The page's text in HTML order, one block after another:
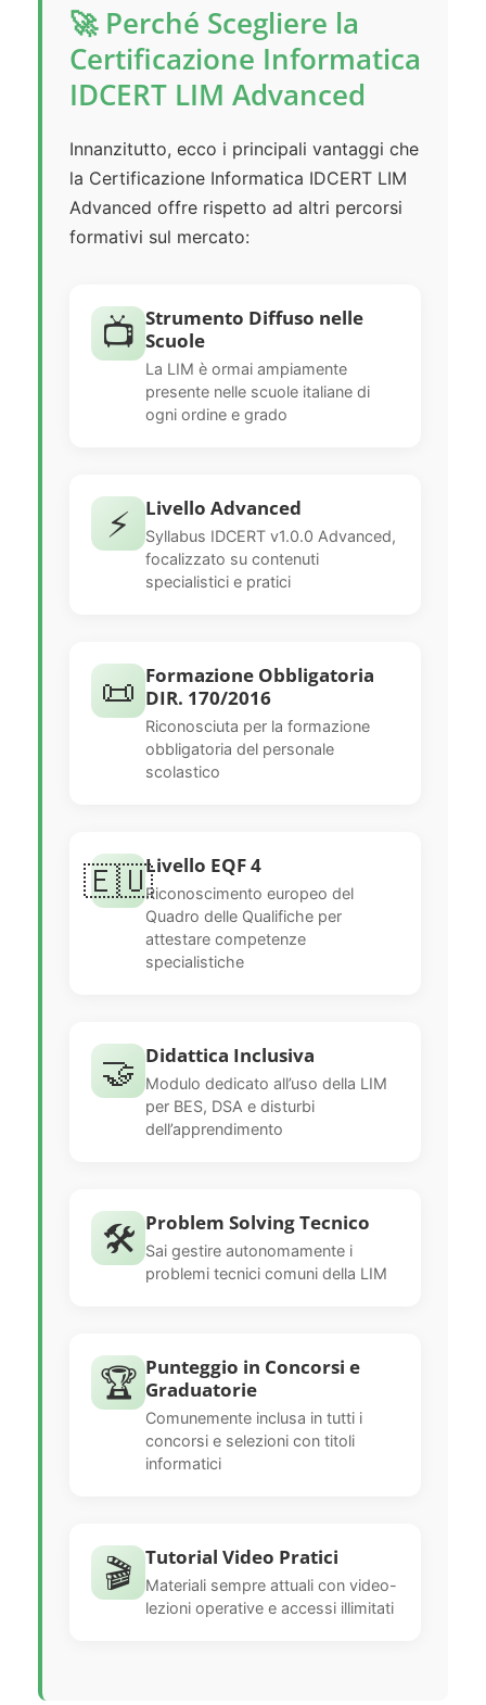
🚀 Perché Scegliere la
Certificazione Informatica
IDCERT LIM Advanced
Innanzitutto, ecco i principali vantaggi che
la Certificazione Informatica IDCERT LIM
Advanced offre rispetto ad altri percorsi
formativi sul mercato:
📺 Strumento Diffuso nelle
Scuole
La LIM è ormai ampiamente
presente nelle scuole italiane di
ogni ordine e grado
⚡ Livello Advanced
Syllabus IDCERT v1.0.0 Advanced,
focalizzato su contenuti
specialistici e pratici
📜 Formazione Obbligatoria
DIR. 170/2016
Riconosciuta per la formazione
obbligatoria del personale
scolastico
🇪🇺Livello EQF 4
Riconoscimento europeo del
Quadro delle Qualifiche per
attestare competenze
specialistiche
🤝 Didattica Inclusiva
Modulo dedicato all’uso della LIM
per BES, DSA e disturbi
dell’apprendimento
🛠️ Problem Solving Tecnico
Sai gestire autonomamente i
problemi tecnici comuni della LIM
🏆 Punteggio in Concorsi e
Graduatorie
Comunemente inclusa in tutti i
concorsi e selezioni con titoli
informatici
🎬 Tutorial Video Pratici
Materiali sempre attuali con video-
lezioni operative e accessi illimitati